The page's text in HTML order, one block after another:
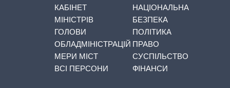
КАБІНЕТ
МІНІСТРІВ
ГОЛОВИ
ОБЛАДМІНІСТРАЦІЙ
МЕРИ МІСТ
ВСІ ПЕРСОНИ
НАЦІОНАЛЬНА
БЕЗПЕКА
ПОЛІТИКА
ПРАВО
СУСПІЛЬСТВО
ФІНАНСИ